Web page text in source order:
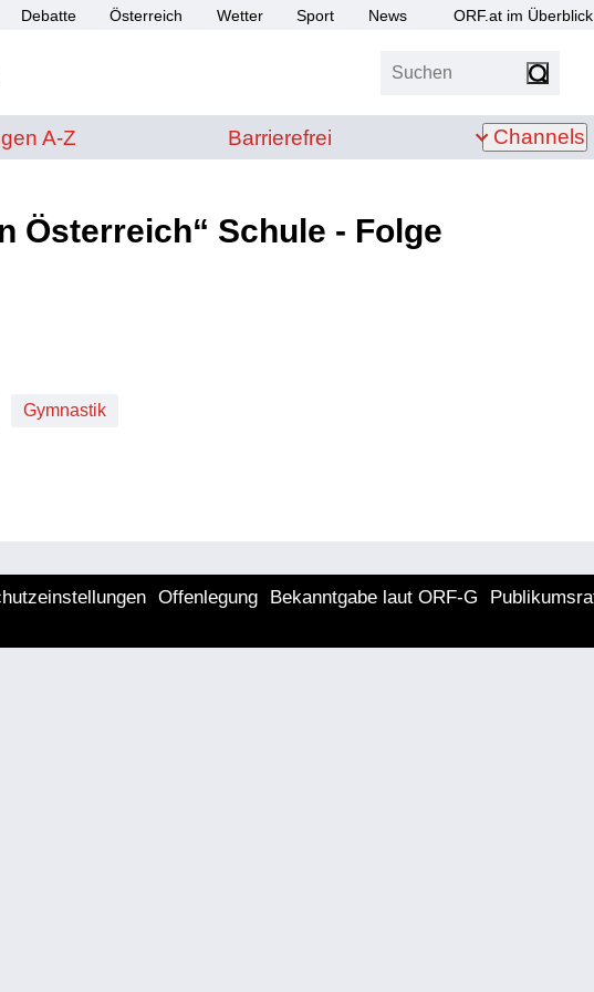
Debatte Österreich Wetter Sport News ORF.at im Überblick
Suchen
von A bis Z
A-Z Barrierefrei
Barrierefrei Channels
Österreich“ Schule - Folge
Gymnastik
Offenlegung Bekanntgabe laut ORF-G